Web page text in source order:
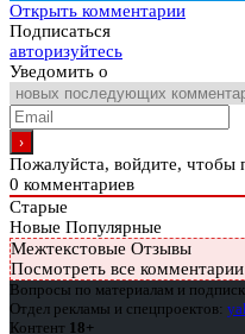
Открыть комментарии
Подписаться
авторизуйтесь
Уведомить о
Пожалуйста, войдите, чтобы
0 комментариев
Старые
Новые Популярные
Межтекстовые Отзывы
Посмотреть все комментарии
Вопросы по материалам и
Отдел рекламы и спецпроектов:
Контент 18+